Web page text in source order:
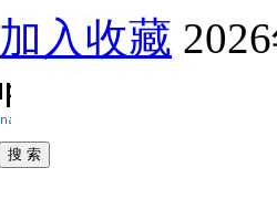
加入收藏
搜 索